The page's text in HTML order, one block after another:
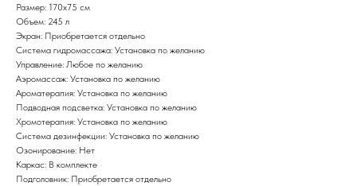
Размер: 170х75 см
Объем: 245 л
Экран: Приобретается отдельно
Система гидромассажа: Установка по желанию
Управление: Любое по желанию
Аэромассаж: Установка по желанию
Ароматерапия: Установка по желанию
Подводная подсветка: Установка по желанию
Хромотерапия: Установка по желанию
Система дезинфекции: Установка по желанию
Озонирование: Нет
Каркас: В комплекте
Подголовник: Приобретается отдельно